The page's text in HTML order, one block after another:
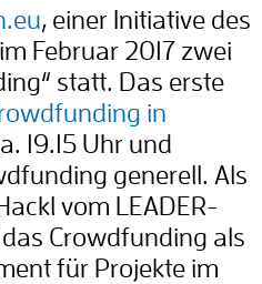
, einer Initiative des
Februar 2017 zwei
statt. Das erste
in
19.15 Uhr und
generell. Als
vom LEADER-
das Crowdfunding als
für Projekte im